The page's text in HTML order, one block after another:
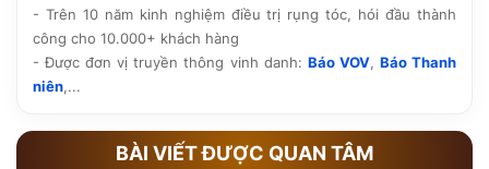
- Trên 10 năm kinh nghiệm điều trị rụng tóc, hói đầu thành
công cho 10.000+ khách hàng
- Được đơn vị truyền thông vinh danh: Báo VOV, Báo Thanh
niên,...
BÀI VIẾT ĐƯỢC QUAN TÂM